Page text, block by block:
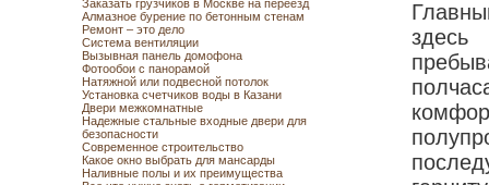
Заказать грузчиков в Москве на переезд
Алмазное бурение по бетонным стенам
Ремонт – это дело
Система вентиляции
Вызывная панель домофона
Фотообои с панорамой
Натяжной или подвесной потолок
Установка счетчиков воды в Казани
Двери межкомнатные
Надежные стальные входные двери для
безопасности
Современное строительство
Какое окно выбрать для мансарды
Наливные полы и их преимущества
здесь